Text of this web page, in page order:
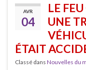
AVR
04
LE
UNE
ÉTAIT
Classé dans Nouvelles du